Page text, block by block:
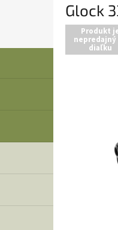
Glock
Produkt
nepredajný
diaľku